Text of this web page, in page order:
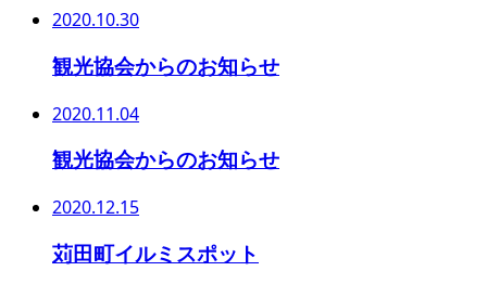
2020.10.30
観光協会からのお知らせ
2020.11.04
観光協会からのお知らせ
2020.12.15
苅田町イルミスポット